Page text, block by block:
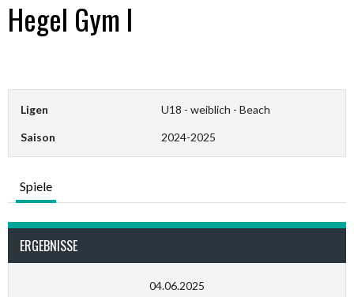
Hegel Gym I
Ligen U18 - weiblich - Beach
Saison 2024-2025
Spiele
ERGEBNISSE
04.06.2025